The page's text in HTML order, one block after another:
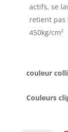
actifs, se
retient pas
450kg/cm²
couleur
Couleurs